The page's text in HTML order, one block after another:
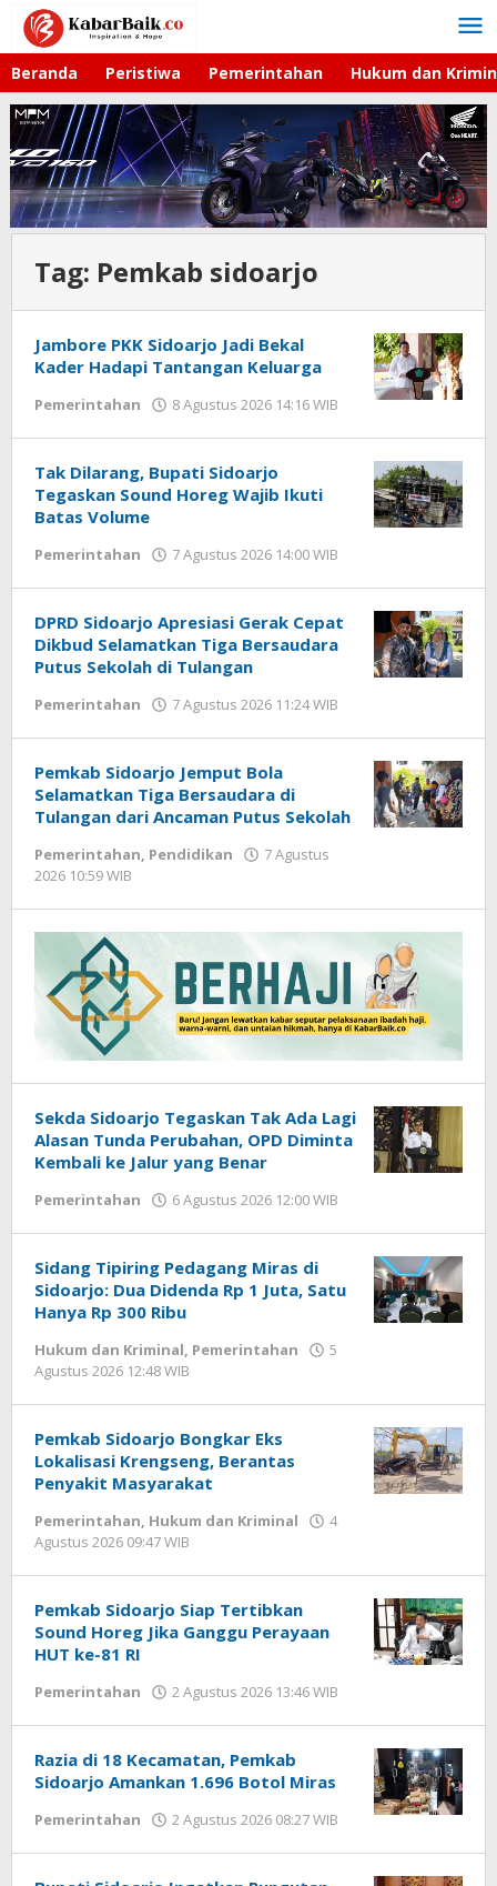
Lewati
konten
Beranda Peristiwa Pemerintahan Hukum dan
Tag: Pemkab sidoarjo
Jambore PKK Sidoarjo Jadi Bekal
Kader Hadapi Tantangan Keluarga
Pemerintahan 8 Agustus 2026 14:16 WIB
oleh
Tak Dilarang, Bupati Sidoarjo
Tegaskan Sound Horeg Wajib Ikuti
Batas Volume
Pemerintahan 7 Agustus 2026 14:00 WIB
DPRD Sidoarjo Apresiasi Gerak Cepat
Dikbud Selamatkan Tiga Bersaudara
Putus Sekolah di Tulangan
Pemerintahan 7 Agustus 2026 11:24 WIB
Pemkab Sidoarjo Jemput Bola
Selamatkan Tiga Bersaudara di
Tulangan dari Ancaman Putus Sekolah
Pemerintahan, Pendidikan
7 Agustus
2026 10:59 WIB
Sekda Sidoarjo Tegaskan Tak Ada Lagi
Alasan Tunda Perubahan, OPD Diminta
Kembali ke Jalur yang Benar
Pemerintahan 6 Agustus 2026 12:00 WIB
Sidang Tipiring Pedagang Miras di
Sidoarjo: Dua Didenda Rp 1 Juta, Satu
Hanya Rp 300 Ribu
Hukum dan Kriminal, Pemerintahan
5
Agustus 2026 12:48 WIB
Pemkab Sidoarjo Bongkar Eks
Lokalisasi Krengseng, Berantas
Penyakit Masyarakat
Pemerintahan, Hukum dan Kriminal
4
Agustus 2026 09:47 WIB
Pemkab Sidoarjo Siap Tertibkan
Sound Horeg Jika Ganggu Perayaan
HUT ke-81 RI
Pemerintahan 2 Agustus 2026 13:46 WIB
Razia di 18 Kecamatan, Pemkab
Sidoarjo Amankan 1.696 Botol Miras
Pemerintahan 2 Agustus 2026 08:27 WIB
oleh